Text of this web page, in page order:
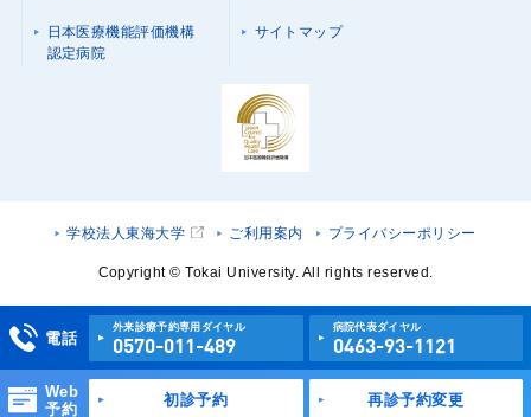
電話
外来診療予約専用ダイヤル
0570-011-489
病院代表ダイヤル
0463-93-1121
Web
予約
初診予約 再診予約変更
日本医療機能評価機構
認定病院
サイトマップ
学校法人東海大学 ご利用案内 プライバシーポリシー
Copyright © Tokai University. All rights reserved.